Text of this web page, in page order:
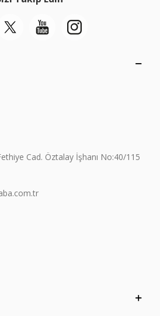
Cad. Öztalay İşhanı No:40/115